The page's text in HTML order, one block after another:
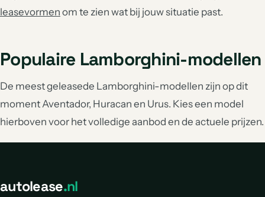
leasevormen om te zien wat bij jouw situatie past.
Populaire Lamborghini-modellen
De meest geleasede Lamborghini-modellen zijn op dit
moment Aventador, Huracan en Urus. Kies een model
hierboven voor het volledige aanbod en de actuele prijzen.
autolease.nl